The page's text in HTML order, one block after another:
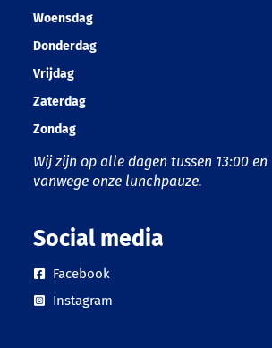
Woensdag
Donderdag
Vrijdag
Zaterdag
Zondag
Wij zijn op alle dagen tussen 13:00
vanwege onze lunchpauze.
Social media
Facebook
Instagram